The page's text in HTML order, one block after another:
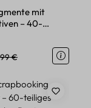
mit
– 40-
Preis:
€